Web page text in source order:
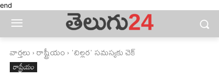
end
వార్తలు రాష్ట్రీయం 'చిల్లర' సమస్యకు చెక్‌
రాష్ట్రీయం